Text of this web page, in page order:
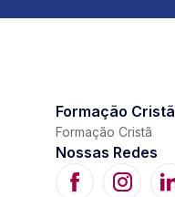
Formação Cristã
Formação Cristã
Nossas Redes